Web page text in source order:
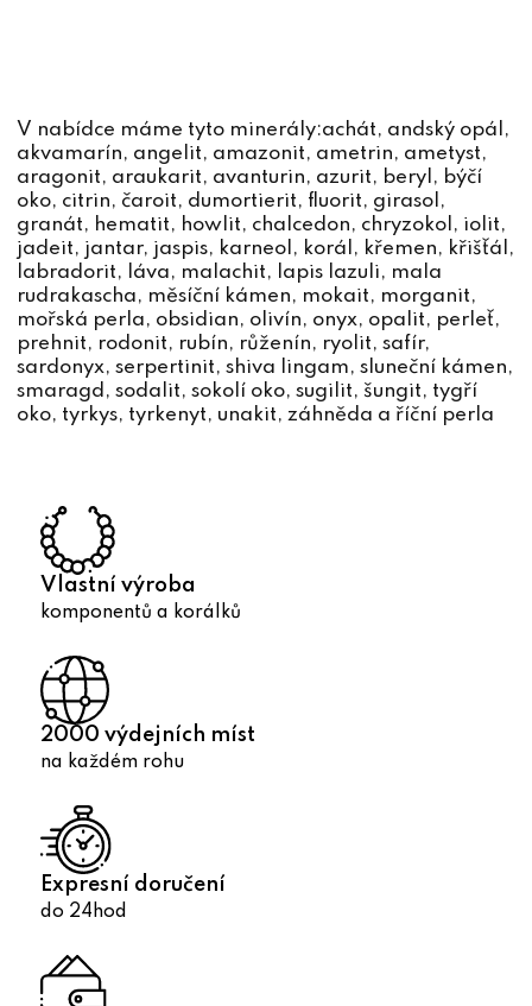
a
c
í
p
r
v
k
y
v
ý
p
V nabídce máme tyto minerály:achát, andský opál ,
akvamarín, angelit, amazonit, ametrin, ametyst,
aragonit, araukarit, avanturin, azurit, beryl , býčí
oko, citrin, čaroit, dumortierit, fluorit, girasol ,
granát, hematit, howlit, chalcedon, chryzokol , iolit,
jadeit, jantar, jaspis, karneol , korál , křemen, křišťál ,
labradorit, láva, malachit, lapis lazuli, mala
rudrakascha, měsíční kámen, mokait, morganit,
mořská perla, obsidian, olivín, onyx, opalit, perleť,
prehnit, rodonit, rubín, růženín, ryolit, safír,
sardonyx, serpertinit, shiva lingam, sluneční kámen,
smaragd , sodalit, sokolí oko, sugilit, šungit, tygří
oko, tyrkys, tyrkenyt, unakit, záhněda a říční perla
Vlastní výroba
komponentů a korálků
2000 výdejních míst
na každém rohu
Expresní doručení
do 24hod